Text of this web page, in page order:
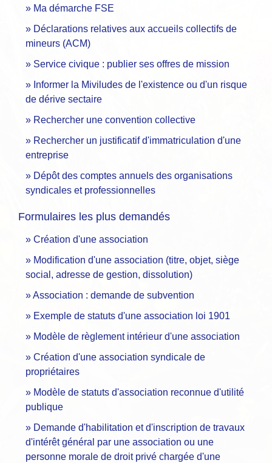
Ma démarche FSE
Déclarations relatives aux accueils collectifs de
mineurs (ACM)
Service civique : publier ses offres de mission
Informer la Miviludes de l'existence ou d'un risque
de dérive sectaire
Rechercher une convention collective
Rechercher un justificatif d'immatriculation d'une
entreprise
Dépôt des comptes annuels des organisations
syndicales et professionnelles
Formulaires les plus demandés
Création d'une association
Modification d'une association (titre, objet, siège
social, adresse de gestion, dissolution)
Association : demande de subvention
Exemple de statuts d'une association loi 1901
Modèle de règlement intérieur d'une association
Création d'une association syndicale de
propriétaires
Modèle de statuts d'association reconnue d'utilité
publique
Demande d'habilitation et d'inscription de travaux
d'intérêt général par une association ou une
personne morale de droit privé chargée d'une